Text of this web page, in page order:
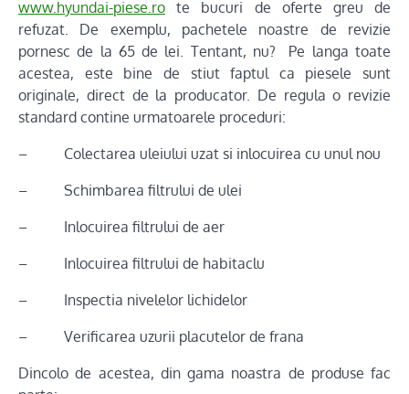
www.hyundai-piese.ro te bucuri de oferte greu de
refuzat. De exemplu, pachetele noastre de revizie
pornesc de la 65 de lei. Tentant, nu? Pe langa toate
acestea, este bine de stiut faptul ca piesele sunt
originale, direct de la producator. De regula o revizie
standard contine urmatoarele proceduri:
– Colectarea uleiului uzat si inlocuirea cu unul nou
– Schimbarea filtrului de ulei
– Inlocuirea filtrului de aer
– Inlocuirea filtrului de habitaclu
– Inspectia nivelelor lichidelor
– Verificarea uzurii placutelor de frana
Dincolo de acestea, din gama noastra de produse fac